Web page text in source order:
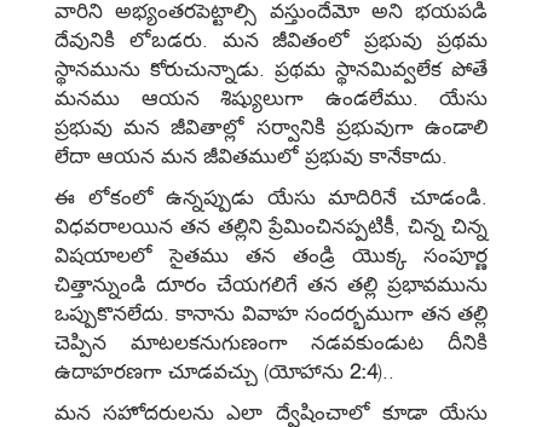
వారిని అభ్యంతరపెట్టాల్సి వస్తుందేమో అని భయపడి
దేవునికి లోబడరు. మన జీవితంలో ప్రభువు ప్రథమ
స్థానమును కోరుచున్నాడు. ప్రథమ స్థానమివ్వలేక పోతే
మనము ఆయన శిష్యులుగా ఉండలేము. యేసు
ప్రభువు మన జీవితాల్లో సర్వానికి ప్రభువుగా ఉండాలి
లేదా ఆయన మన జీవితములో ప్రభువు కానేకాదు.
ఈ లోకంలో ఉన్నప్పుడు యేసు మాదిరినే చూడండి.
విధవరాలయిన తన తల్లిని ప్రేమించినప్పటికీ, చిన్న చిన్న
విషయాలలో సైతము తన తండ్రి యొక్క సంపూర్ణ
చిత్తాన్నుండి దూరం చేయగలిగే తన తల్లి ప్రభావమును
ఒప్పుకొనలేదు. కానాను వివాహ సందర్భముగా తన తల్లి
చెప్పిన మాటలకనుగుణంగా నడవకుండుట దీనికి
ఉదాహరణగా చూడవచ్చు (యోహాను 2:4)..
మన సహోదరులను ఎలా ద్వేషించాలో కూడా యేసు